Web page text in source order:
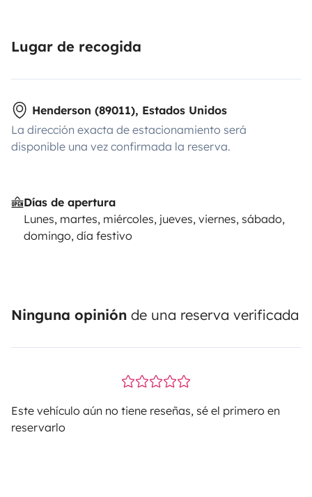
Lugar de recogida
Henderson (89011), Estados Unidos
La dirección exacta de estacionamiento será
disponible una vez confirmada la reserva.
Días de apertura
Lunes, martes, miércoles, jueves, viernes, sábado,
domingo, día festivo
Ninguna opinión de una reserva verificada
Este vehículo aún no tiene reseñas, sé el primero en
reservarlo